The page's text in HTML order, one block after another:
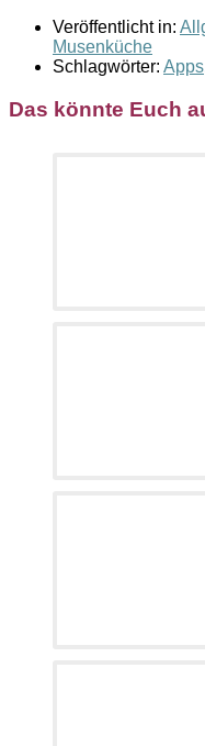
Veröffentlicht in:
Musenküche
Schlagwörter: Apps
Das könnte Euch